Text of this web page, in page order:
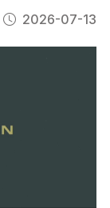
2026-07-13